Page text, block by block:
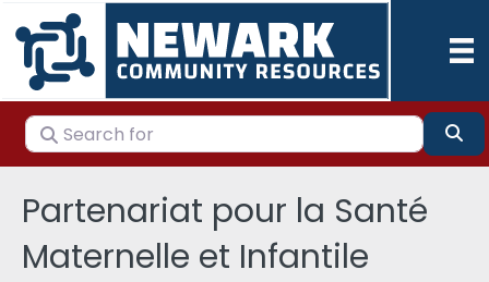
Search for
Partenariat pour la Santé
Maternelle et Infantile